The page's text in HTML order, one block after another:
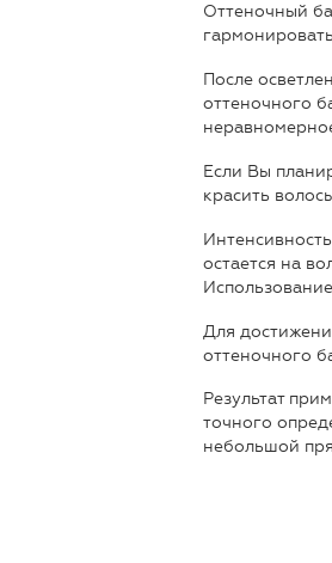
Оттеночный
После
оттеночного
Если Вы
красить
остается на
Для
оттеночного
Результат
точного
небольшой